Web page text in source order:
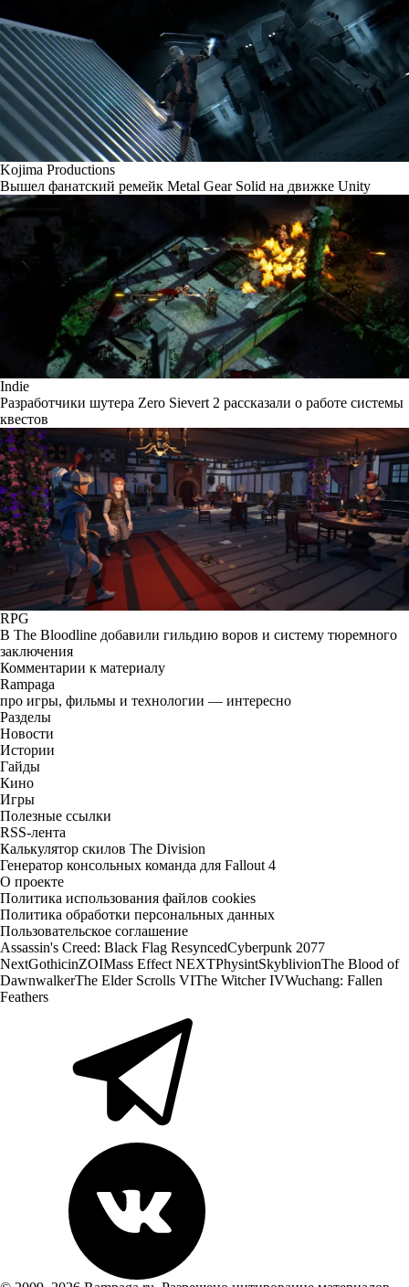
Kojima Productions
Вышел фанатский ремейк Metal Gear Solid на движке Unity
Indie
Разработчики шутера Zero Sievert 2 рассказали о работе системы
квестов
RPG
В The Bloodline добавили гильдию воров и систему тюремного
заключения
Комментарии к материалу
Rampaga
про игры, фильмы и технологии — интересно
Разделы
Новости
Истории
Гайды
Кино
Игры
Полезные ссылки
RSS-лента
Калькулятор скилов The Division
Генератор консольных команда для Fallout 4
О проекте
Политика использования файлов cookies
Политика обработки персональных данных
Пользовательское соглашение
Assassin's Creed: Black Flag ResyncedCyberpunk 2077
NextGothicinZOIMass Effect NEXTPhysintSkyblivionThe Blood of
DawnwalkerThe Elder Scrolls VIThe Witcher IVWuchang: Fallen
Feathers